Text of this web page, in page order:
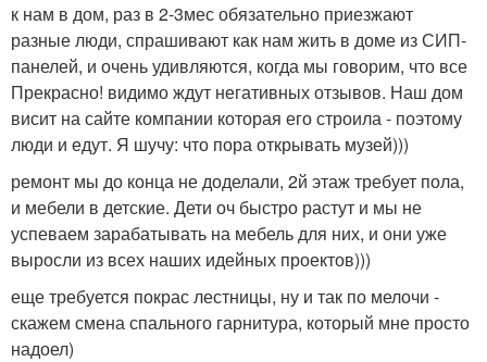
к нам в дом, раз в 2-3мес обязательно приезжают
разные люди, спрашивают как нам жить в доме из СИП-
панелей, и очень удивляются, когда мы говорим, что все
Прекрасно! видимо ждут негативных отзывов. Наш дом
висит на сайте компании которая его строила - поэтому
люди и едут. Я шучу: что пора открывать музей)))
ремонт мы до конца не доделали, 2й этаж требует пола,
и мебели в детские. Дети оч быстро растут и мы не
успеваем зарабатывать на мебель для них, и они уже
выросли из всех наших идейных проектов)))
еще требуется покрас лестницы, ну и так по мелочи -
скажем смена спального гарнитура, который мне просто
надоел)